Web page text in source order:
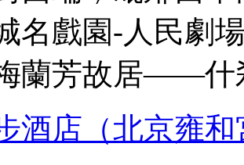
名戲園-人民劇
蘭芳故居——
酒店（北京雍